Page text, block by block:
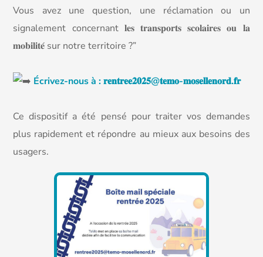
Vous avez une question, une réclamation ou un
signalement concernant 𝐥𝐞𝐬 𝐭𝐫𝐚𝐧𝐬𝐩𝐨𝐫𝐭𝐬 𝐬𝐜𝐨𝐥𝐚𝐢𝐫𝐞𝐬 𝐨𝐮 𝐥𝐚
𝐦𝐨𝐛𝐢𝐥𝐢𝐭𝐞́ sur notre territoire ?”
Écrivez-nous à : 𝐫𝐞𝐧𝐭𝐫𝐞𝐞𝟐𝟎𝟐𝟓@𝐭𝐞𝐦𝐨-𝐦𝐨𝐬𝐞𝐥𝐥𝐞𝐧𝐨𝐫𝐝.𝐟𝐫
Ce dispositif a été pensé pour traiter vos demandes
plus rapidement et répondre au mieux aux besoins des
usagers.